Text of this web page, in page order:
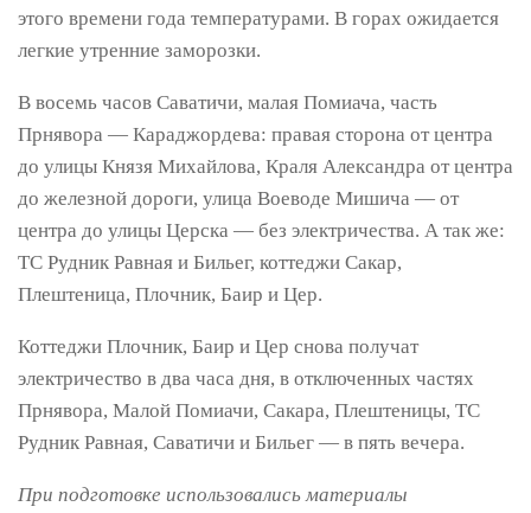
этого времени года температурами. В горах ожидается
легкие утренние заморозки.
В восемь часов Саватичи, малая Помиача, часть
Прнявора — Караджордева: правая сторона от центра
до улицы Князя Михайлова, Краля Александра от центра
до железной дороги, улица Воеводе Мишича — от
центра до улицы Церска — без электричества. А так же:
ТС Рудник Равная и Бильег, коттеджи Сакар,
Плештеница, Плочник, Баир и Цер.
Коттеджи Плочник, Баир и Цер снова получат
электричество в два часа дня, в отключенных частях
Прнявора, Малой Помиачи, Сакара, Плештеницы, ТС
Рудник Равная, Саватичи и Бильег — в пять вечера.
При подготовке использовались материалы